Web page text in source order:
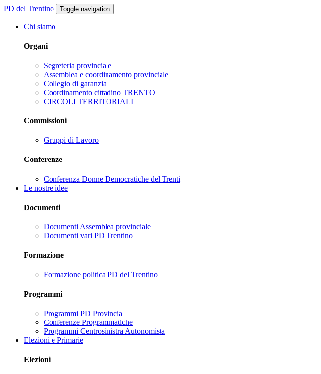
PD del Trentino Toggle navigation
Chi siamo
Organi
Segreteria provinciale
Assemblea e coordinamento provinciale
Collegio di garanzia
Coordinamento cittadino TRENTO
CIRCOLI TERRITORIALI
Commissioni
Gruppi di Lavoro
Conferenze
Conferenza Donne Democratiche del Trenti
Le nostre idee
Documenti
Documenti Assemblea provinciale
Documenti vari PD Trentino
Formazione
Formazione politica PD del Trentino
Programmi
Programmi PD Provincia
Conferenze Programmatiche
Programmi Centrosinistra Autonomista
Elezioni e Primarie
Elezioni